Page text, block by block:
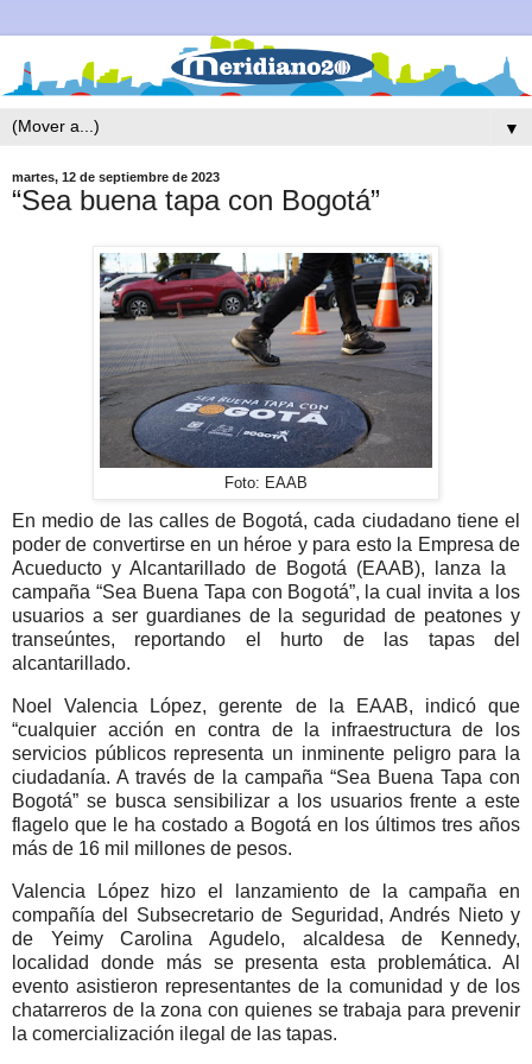
▼
martes, 12 de septiembre de 2023
“Sea buena tapa con Bogotá”
Foto: EAAB
En medio de las calles de Bogotá, cada ciudadano tiene el
poder de convertirse en un héroe y para esto la Empresa de
Acueducto y Alcantarillado de Bogotá (EAAB), lanza la
campaña “Sea Buena Tapa con Bogotá”, la cual invita a los
usuarios a ser guardianes de la seguridad de peatones y
transeúntes, reportando el hurto de las tapas del
alcantarillado.
Noel Valencia López, gerente de la EAAB, indicó que
“cualquier acción en contra de la infraestructura de los
servicios públicos representa un inminente peligro para la
ciudadanía. A través de la campaña “Sea Buena Tapa con
Bogotá” se busca sensibilizar a los usuarios frente a este
flagelo que le ha costado a Bogotá en los últimos tres años
más de 16 mil millones de pesos.
Valencia López hizo el lanzamiento de la campaña en
compañía del Subsecretario de Seguridad, Andrés Nieto y
de Yeimy Carolina Agudelo, alcaldesa de Kennedy,
localidad donde más se presenta esta problemática. Al
evento asistieron representantes de la comunidad y de los
chatarreros de la zona con quienes se trabaja para prevenir
la comercialización ilegal de las tapas.